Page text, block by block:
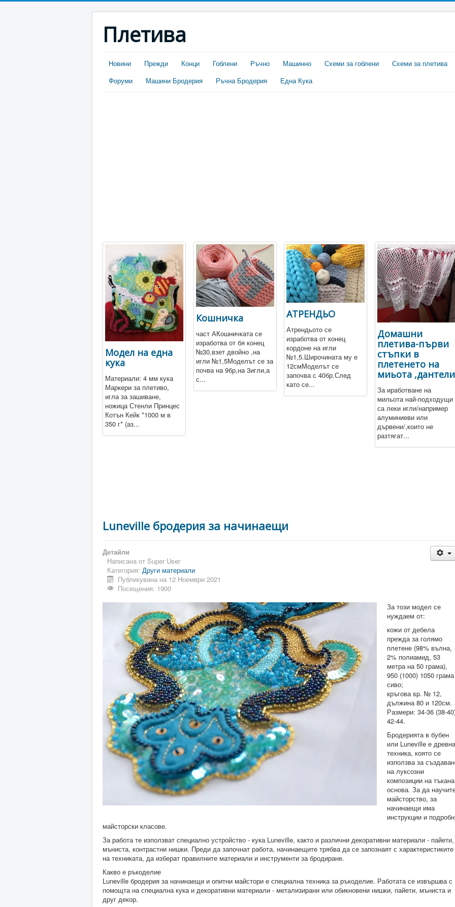
Плетива
Новини Прежди Конци Гоблени Ръчно Машинно Схеми за гоблени
Схеми за плетива
Форуми
Машини Бродерия Ръчна Бродерия Една Кука
Модел на една
кука
Материали: 4 мм кука
Маркери за плетиво,
игла за зашиване,
ножица Стенли Принцес
Котън Кейк *1000 м в
350 г* (аз...
Кошничка
част АКошничката се
изработва от бя конец
№30,взет двойно ,на
игли №1,5Моделът се за
почва на 9бр,на 3игли,а
с...
АТРЕНДЬО
Атрендьото се
изработва от конец
кордоне на игли
№1,5.Широчината му е
12смМоделът се
започва с 40бр.След
като се...
Домашни
плетива-първи
стъпки в
плетенето на
миьота ,дантели
За иработване на
мильота най-подходущи
са леки игли/например
алуминиеви или
дървени/,които не
разтягат...
Luneville бродерия за начинаещи
Детайли
Написана от Super User
Категория: Други материали
Публикувана на 12 Ноември 2021
Посещения: 1900
За този модел се
нуждаем от:
кожи от дебела
прежда за голямо
плетене (98% вълна,
2% полиамид, 53
метра на 50 грама),
950 (1000) 1050 грама
сиво;
кръгова sp. № 12,
дължина 80 и 120см.
Размери: 34-36 (38-
42-44.
Бродерията в бубен
или Luneville е древна
техника, която се
използва за
на луксозни
композиции на тъкана
основа. За да
майсторство, за
начинаещи има
инструкции и
майсторски класове.
За работа те използват специално устройство - кука Luneville, както и различни декоративни материали - пайети,
мъниста, контрастни нишки. Преди да започнат работа, начинаещите трябва да се запознаят с характеристиките
на техниката, да изберат правилните материали и инструменти за бродиране.
Какво е ръкоделие
Luneville бродерия за начинаещи и опитни майстори е специална техника за ръкоделие. Работата се извършва с
помощта на специална кука и декоративни материали - метализирани или обикновени нишки, пайети, мъниста и
друг декор.